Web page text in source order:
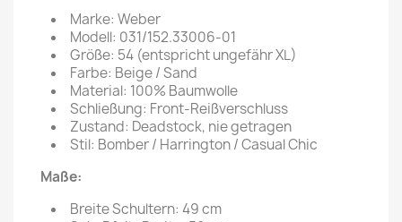
Marke: Weber
Modell: 031/152.33006-01
Größe: 54 (entspricht ungefähr XL)
Farbe: Beige / Sand
Material: 100% Baumwolle
Schließung: Front-Reißverschluss
Zustand: Deadstock, nie getragen
Stil: Bomber / Harrington / Casual Chic
Maße:
Breite Schultern: 49 cm